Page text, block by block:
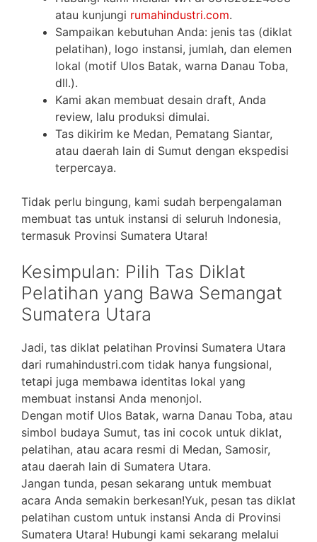
atau kunjungi rumahindustri.com.
Sampaikan kebutuhan Anda: jenis tas (diklat
pelatihan), logo instansi, jumlah, dan elemen
lokal (motif Ulos Batak, warna Danau Toba,
dll.).
Kami akan membuat desain draft, Anda
review, lalu produksi dimulai.
Tas dikirim ke Medan, Pematang Siantar,
atau daerah lain di Sumut dengan ekspedisi
terpercaya.
Tidak perlu bingung, kami sudah berpengalaman
membuat tas untuk instansi di seluruh Indonesia,
termasuk Provinsi Sumatera Utara!
Kesimpulan: Pilih Tas Diklat
Pelatihan yang Bawa Semangat
Sumatera Utara
Jadi, tas diklat pelatihan Provinsi Sumatera Utara
dari rumahindustri.com tidak hanya fungsional,
tetapi juga membawa identitas lokal yang
membuat instansi Anda menonjol.
Dengan motif Ulos Batak, warna Danau Toba, atau
simbol budaya Sumut, tas ini cocok untuk diklat,
pelatihan, atau acara resmi di Medan, Samosir,
atau daerah lain di Sumatera Utara.
Jangan tunda, pesan sekarang untuk membuat
acara Anda semakin berkesan!Yuk, pesan tas diklat
pelatihan custom untuk instansi Anda di Provinsi
Sumatera Utara! Hubungi kami sekarang melalui